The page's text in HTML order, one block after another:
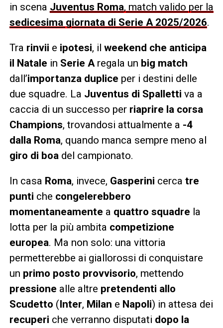
in scena Juventus Roma, match valido per la
sedicesima giornata di Serie A 2025/2026.
Tra rinvii e ipotesi, il weekend che anticipa
il Natale in Serie Aregala un big match
dall’importanza duplice per i destini delle
due squadre. La Juventus di Spalletti va a
caccia di un successo per riaprire la corsa
Champions, trovandosi attualmente a -4
dalla Roma, quando manca sempre meno al
giro di boa del campionato.
In casa Roma, invece, Gasperini cerca tre
punti che congelerebbero
momentaneamente a quattro squadre la
lotta per la più ambita competizione
europea. Ma non solo: una vittoria
permetterebbe ai giallorossi di conquistare
un primo posto provvisorio, mettendo
pressione alle altre pretendenti allo
Scudetto (Inter, Milan e Napoli) in attesa dei
recuperi che verranno disputati dopo la